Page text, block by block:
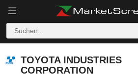
TOYOTA INDUSTRIES CORPORATION
TOYOTA INDUSTRIES
CORPORATION